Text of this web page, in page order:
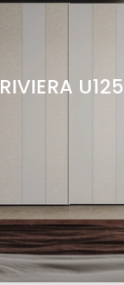
RIVIERA U125